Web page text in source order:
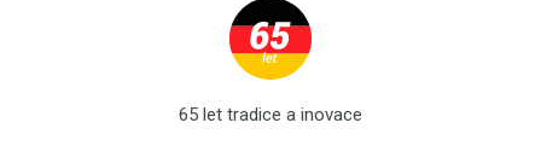
65 let tradice a inovace